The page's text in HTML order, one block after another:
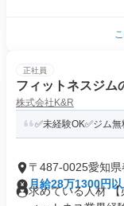
正社員
フィットネスジム
株式会社K&R
✅未経験OK✅ジム
〒487-0025愛知
月給28万1300円以
求めている人材